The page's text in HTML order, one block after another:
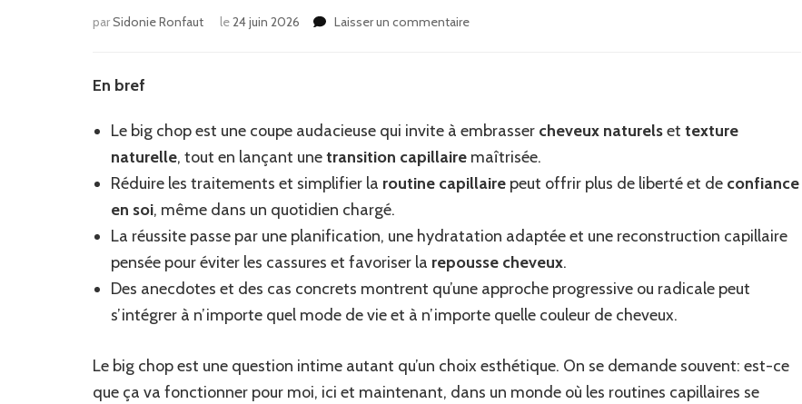
parSidonie Ronfaut le24 juin 2026 Laisser un commentairesur
complet
pour
une
transition
vers
cheveux
naturels
En bref
Le big chop est une coupe audacieuse qui invite à embrasser cheveux naturelset texture
naturelle, tout en lançant unetransition capillaire maîtrisée.
Réduire les traitements et simplifier la routine capillaire peut offrir plus de liberté et de confiance
en soi, même dans un quotidien chargé.
La réussite passe par une planification, une hydratation adaptée et une reconstruction capillaire
pensée pour éviter les cassures et favoriser la repousse cheveux.
Des anecdotes et des cas concrets montrent qu’une approche progressive ou radicale peut
s’intégrer à n’importe quel mode de vie et à n’importe quelle couleur de cheveux.
Le big chop est une question intime autant qu’un choix esthétique. On se demande souvent: est-ce
que ça va fonctionner pour moi, ici et maintenant, dans un monde où les routines capillaires se